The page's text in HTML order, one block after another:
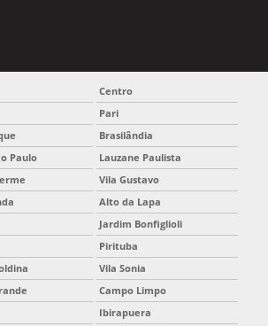
Centro
Pari
Brasilândia
Paulo
Lauzane Paulista
Vila Gustavo
Alto da Lapa
Jardim Bonfiglioli
Pirituba
Vila Sonia
Campo Limpo
Ibirapuera